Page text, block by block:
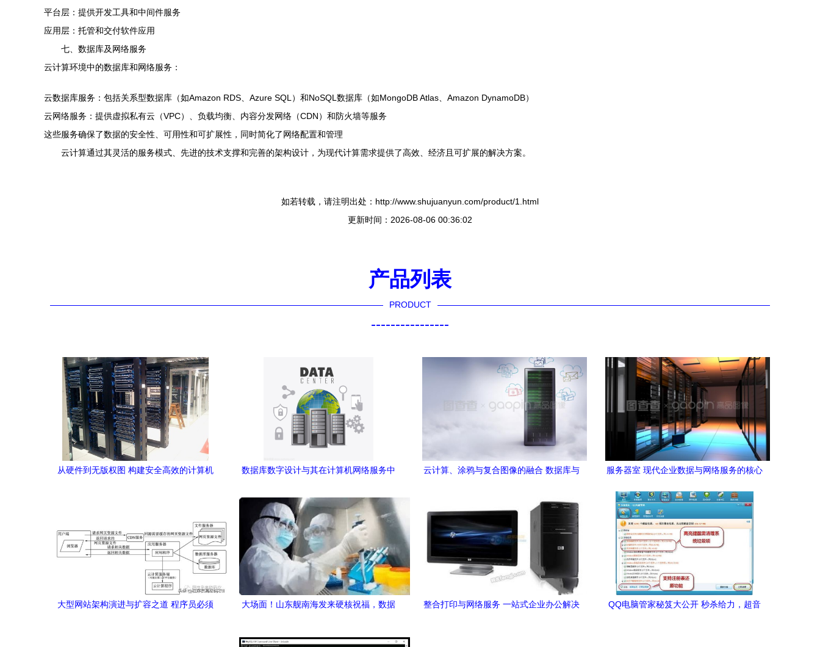
平台层：提供开发工具和中间件服务
应用层：托管和交付软件应用
七、数据库及网络服务
云计算环境中的数据库和网络服务：
云数据库服务：包括关系型数据库（如Amazon RDS、Azure SQL）和NoSQL数据库（如MongoDB Atlas、Amazon DynamoDB）
云网络服务：提供虚拟私有云（VPC）、负载均衡、内容分发网络（CDN）和防火墙等服务
这些服务确保了数据的安全性、可用性和可扩展性，同时简化了网络配置和管理
云计算通过其灵活的服务模式、先进的技术支撑和完善的架构设计，为现代计算需求提供了高效、经济且可扩展的解决方案。
如若转载，请注明出处：http://www.shujuanyun.com/product/1.html
更新时间：2026-08-06 00:36:02
产品列表
PRODUCT
----------------
从硬件到无版权图 构建安全高效的计算机
数据库数字设计与其在计算机网络服务中
云计算、涂鸦与复合图像的融合 数据库与
服务器室 现代企业数据与网络服务的核心
大型网站架构演进与扩容之道 程序员必须
大场面！山东舰南海发来硬核祝福，数据
整合打印与网络服务 一站式企业办公解决
QQ电脑管家秘笈大公开 秒杀给力，超音